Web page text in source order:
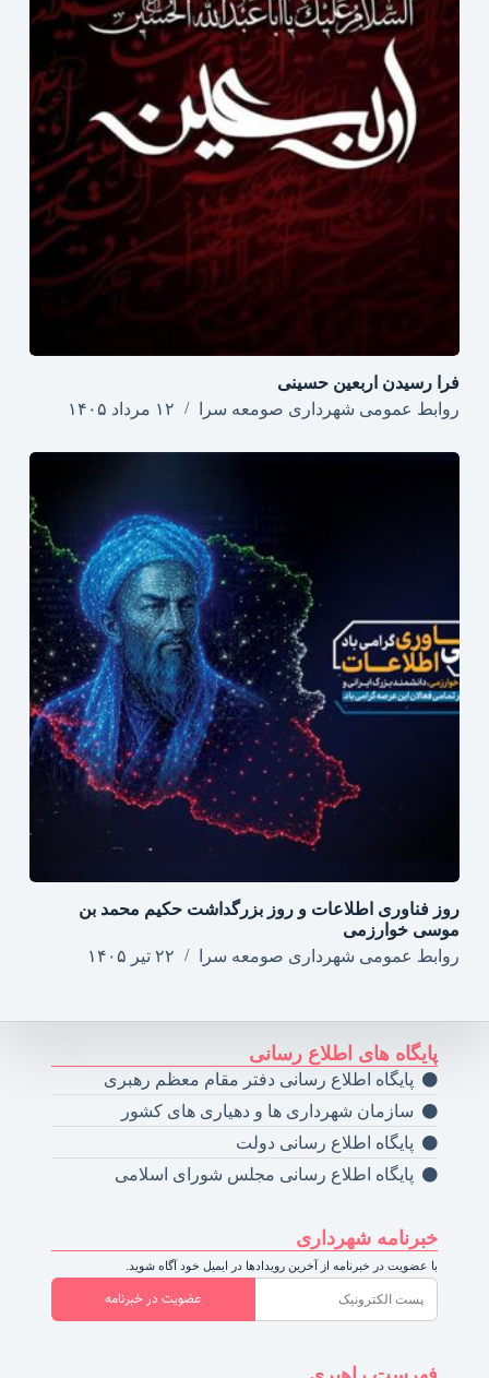
فرا رسیدن اربعین حسینی
روابط عمومی شهرداری صومعه سرا
۱۲ مرداد ۱۴۰۵
روز فناوری اطلاعات و روز بزرگداشت حکیم محمد بن
موسی خوارزمی
روابط عمومی شهرداری صومعه سرا
۲۲ تیر ۱۴۰۵
پایگاه های اطلاع رسانی
پایگاه اطلاع رسانی دفتر مقام معظم رهبری
سازمان شهرداری ها و دهیاری های کشور
پایگاه اطلاع رسانی دولت
پایگاه اطلاع رسانی مجلس شورای اسلامی
خبرنامه شهرداری
با عضویت در خبرنامه از آخرین رویدادها در ایمیل خود آگاه شوید.
عضویت در خبرنامه